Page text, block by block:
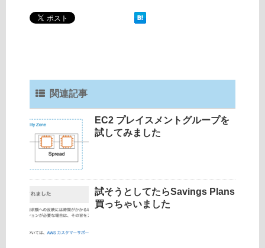
関連記事
EC2 プレイスメントグループを
試してみました
試そうとしてたらSavings Plans
買っちゃいました